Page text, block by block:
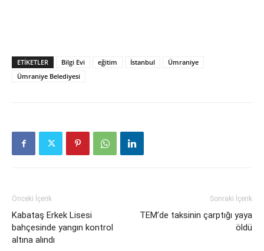
ETİKETLER Bilgi Evi eğitim İstanbul
Ümraniye
Ümraniye Belediyesi
Önceki İçerik
Kabataş Erkek Lisesi
bahçesinde yangın kontrol
altına alındı
Sonraki İçerik
TEM’de taksinin çarptığı yaya
öldü